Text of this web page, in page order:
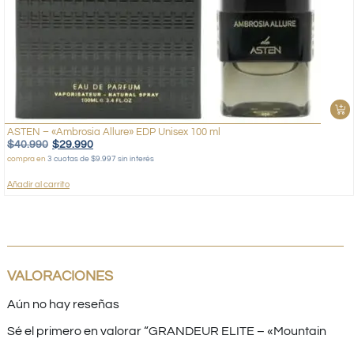
ASTEN – «Ambrosia Allure» EDP Unisex 100 ml
$40.990 $29.990
compra en 3 cuotas de $9.997 sin interés
Añadir al carrito
VALORACIONES
Aún no hay reseñas
Sé el primero en valorar “GRANDEUR ELITE – «Mountain